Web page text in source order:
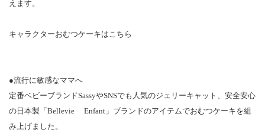
えます。
キャラクターおむつケーキはこちら
●流行に敏感なママへ
定番ベビーブランドSassyやSNSでも人気のジェリーキャット、安全安心
の日本製「Bellevie Enfant」ブランドのアイテムでおむつケーキを組
み上げました。